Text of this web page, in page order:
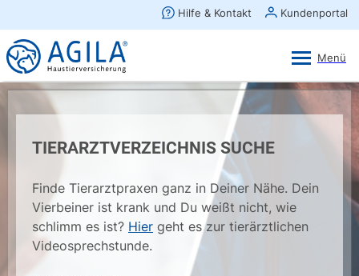
TIERARZTVERZEICHNIS SUCHE
Finde Tierarztpraxen ganz in Deiner Nähe. Dein
Vierbeiner ist krank und Du weißt nicht, wie
schlimm es ist? Hier geht es zur tierärztlichen
Videosprechstunde.
×
AGILA Kunden-App
Gratis - Im Play Store laden
Ansehen